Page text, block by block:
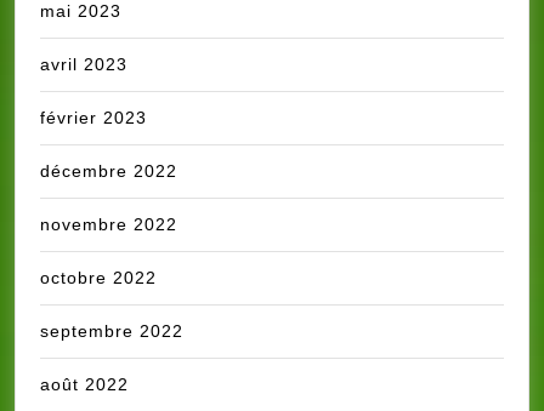
mai 2023
avril 2023
février 2023
décembre 2022
novembre 2022
octobre 2022
septembre 2022
août 2022